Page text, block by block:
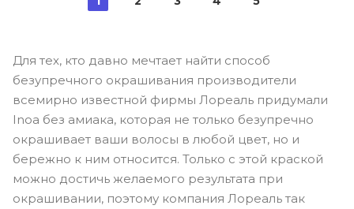
Для тех, кто давно мечтает найти способ
безупречного окрашивания производители
всемирно известной фирмы Лореаль придумали
Inoa без амиака, которая не только безупречно
окрашивает ваши волосы в любой цвет, но и
бережно к ним относится. Только с этой краской
можно достичь желаемого результата при
окрашивании, поэтому компания Лореаль так